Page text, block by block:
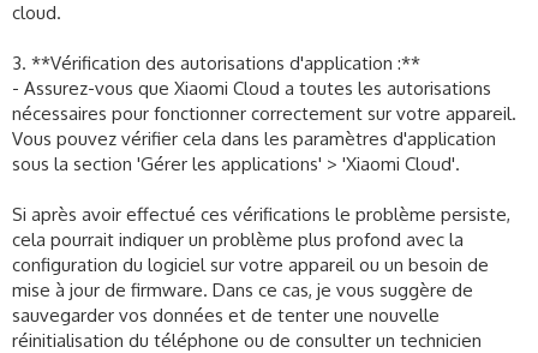
cloud.
3. **Vérification des autorisations d'application :**
- Assurez-vous que Xiaomi Cloud a toutes les autorisations
nécessaires pour fonctionner correctement sur votre appareil.
Vous pouvez vérifier cela dans les paramètres d'application
sous la section 'Gérer les applications' > 'Xiaomi Cloud'.
Si après avoir effectué ces vérifications le problème persiste,
cela pourrait indiquer un problème plus profond avec la
configuration du logiciel sur votre appareil ou un besoin de
mise à jour de firmware. Dans ce cas, je vous suggère de
sauvegarder vos données et de tenter une nouvelle
réinitialisation du téléphone ou de consulter un technicien